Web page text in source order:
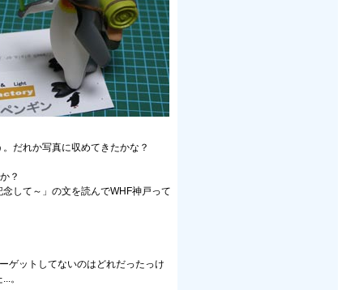
だれか写真に収めてきたかな？
？
して～」の文を読んでWHF神戸って
ゲットしてないのはどれだったっけ
。